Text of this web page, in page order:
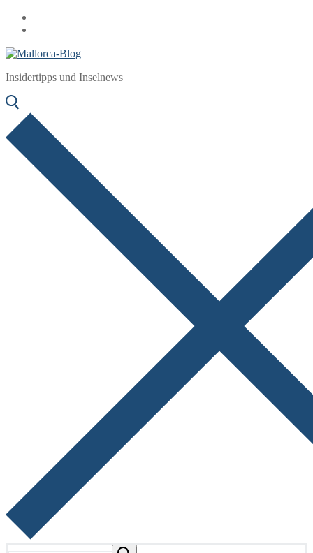
Zum
Inhalt
Menü
Schließen
Insidertipps und Inselnews